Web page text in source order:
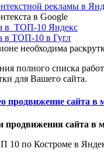
рекламы в
в Google
в ТОП-10 Яндекс
в ТОП-10 в Гугл
необходима
полного списка работ
для Вашего сайта.
продвижение сайта в
продвижения сайта в
10 по Костроме в